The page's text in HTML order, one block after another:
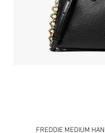
FREDDIE MEDIUM